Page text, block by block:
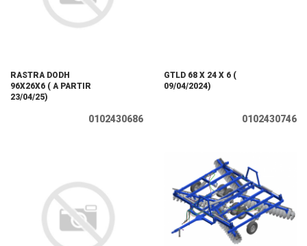
RASTRA DODH
96X26X6 ( A PARTIR
23/04/25)
0102430686
GTLD 68 X 24 X 6 (
09/04/2024)
0102430746